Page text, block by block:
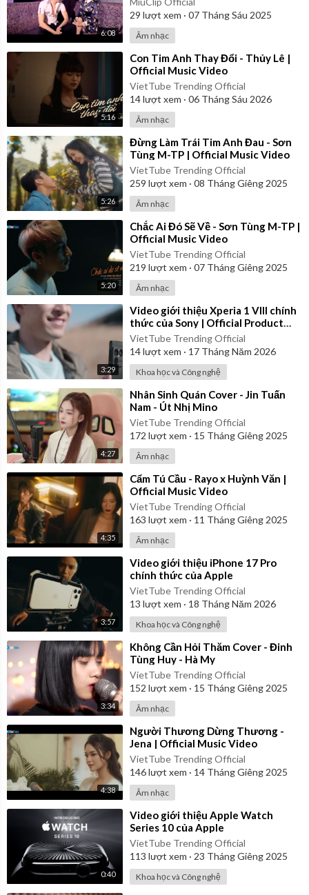
6:08
29 lượt xem · 07 Tháng Sáu 2025
Âm nhạc
5:16
⁣Con Tim Anh Thay Đổi - Thủy Lê |
Official Music Video
VietTube Trending Official
14lượt xem · 06 Tháng Sáu 2026
Âm nhạc
5:26
⁣Đừng Làm Trái Tim Anh Đau - Sơn
Tùng M-TP | Official Music Video
VietTube Trending Official
259 lượt xem · 08 Tháng Giêng 2025
Âm nhạc
5:20
⁣Chắc Ai Đó Sẽ Về - Sơn Tùng M-TP |
Official Music Video
VietTube Trending Official
219 lượt xem · 07 Tháng Giêng 2025
Âm nhạc
3:29
⁣Video giới thiệu Xperia 1 VIII chính
thức của Sony | Official Product
Video
VietTube Trending Official
14lượt xem · 17 Tháng Năm 2026
Khoa học và Công nghệ
4:27
⁣Nhân Sinh Quán Cover - Jin Tuấn
Nam - Út Nhị Mino
VietTube Trending Official
172 lượt xem · 15 Tháng Giêng 2025
Âm nhạc
4:35
⁣Cẩm Tú Cầu - Rayo x Huỳnh Văn |
Official Music Video
VietTube Trending Official
163 lượt xem · 11 Tháng Giêng 2025
Âm nhạc
3:57
⁣Video giới thiệu iPhone 17 Pro
chính thức của Apple
VietTube Trending Official
13 lượt xem · 18 Tháng Năm 2026
Khoa học và Công nghệ
3:34
⁣Không Cần Hỏi Thăm Cover - Đinh
Tùng Huy - Hà My
VietTube Trending Official
152 lượt xem · 15 Tháng Giêng 2025
Âm nhạc
4:38
⁣Người Thương Dừng Thương -
Jena | Official Music Video
VietTube Trending Official
146lượt xem · 14 Tháng Giêng 2025
Âm nhạc
0:40
⁣Video giới thiệu Apple Watch
Series 10 của Apple
VietTube Trending Official
113 lượt xem · 23 Tháng Giêng 2025
Khoa học và Công nghệ